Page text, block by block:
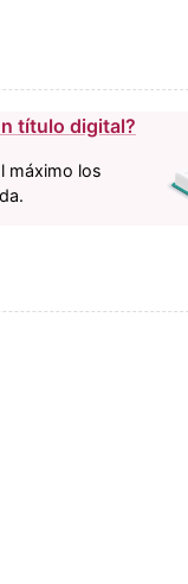
título digital?
máximo los